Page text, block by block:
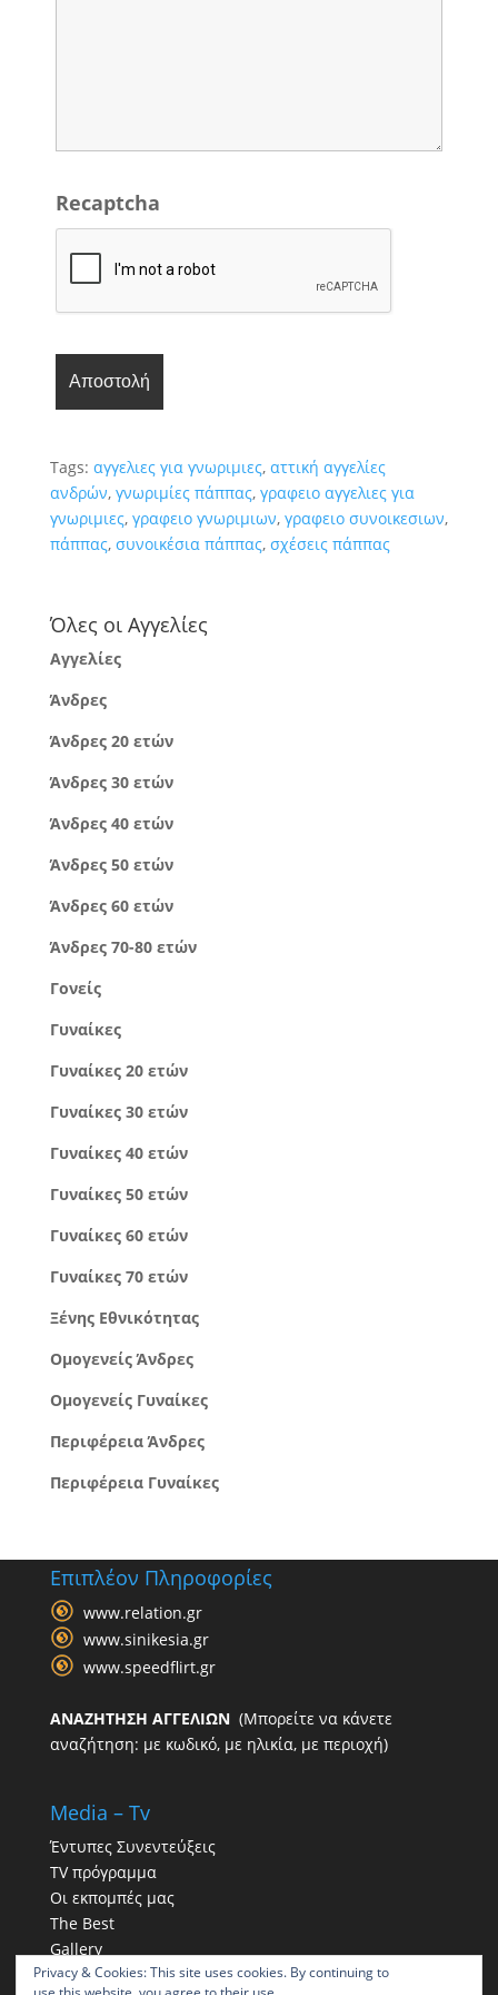
Recaptcha
Tags: αγγελιες για γνωριμιες, αττική αγγελίες
ανδρών, γνωριμίες πάππας, γραφειο αγγελιες για
γνωριμιες, γραφειο γνωριμιων, γραφειο συνοικεσιων,
πάππας, συνοικέσια πάππας, σχέσεις πάππας
Όλες οι Αγγελίες
Αγγελίες
Άνδρες
Άνδρες 20 ετών
Άνδρες 30 ετών
Άνδρες 40 ετών
Άνδρες 50 ετών
Άνδρες 60 ετών
Άνδρες 70-80 ετών
Γονείς
Γυναίκες
Γυναίκες 20 ετών
Γυναίκες 30 ετών
Γυναίκες 40 ετών
Γυναίκες 50 ετών
Γυναίκες 60 ετών
Γυναίκες 70 ετών
Ξένης Εθνικότητας
Ομογενείς Άνδρες
Ομογενείς Γυναίκες
Περιφέρεια Άνδρες
Περιφέρεια Γυναίκες
Επιπλέον Πληροφορίες
www.relation.gr
www.sinikesia.gr
www.speedflirt.gr
ΑΝΑΖΗΤΗΣΗ ΑΓΓΕΛΙΩΝ(Μπορείτε να κάνετε
αναζήτηση: με κωδικό, με ηλικία, με περιοχή)
Media – Tv
Έντυπες Συνεντεύξεις
TV πρόγραμμα
Οι εκπομπές μας
The Best
Gallery
Η παρουσία μας στα social
Privacy & Cookies: This site uses cookies. By continuing to